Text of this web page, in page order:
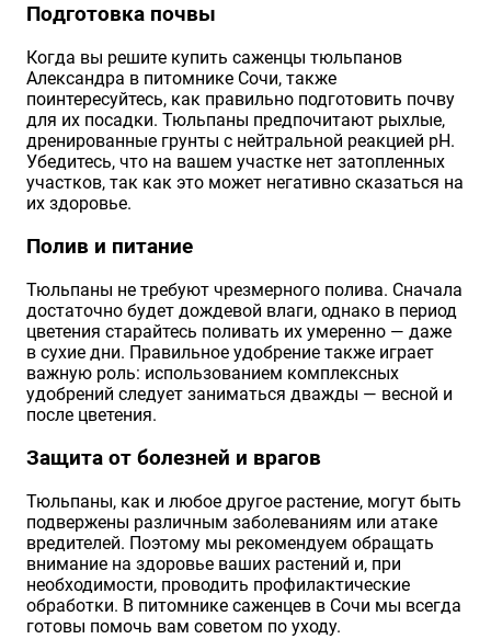
Подготовка почвы
Когда вы решите купить саженцы тюльпанов
Александра в питомнике Сочи, также
поинтересуйтесь, как правильно подготовить почву
для их посадки. Тюльпаны предпочитают рыхлые,
дренированные грунты с нейтральной реакцией pH.
Убедитесь, что на вашем участке нет затопленных
участков, так как это может негативно сказаться на
их здоровье.
Полив и питание
Тюльпаны не требуют чрезмерного полива. Сначала
достаточно будет дождевой влаги, однако в период
цветения старайтесь поливать их умеренно — даже
в сухие дни. Правильное удобрение также играет
важную роль: использованием комплексных
удобрений следует заниматься дважды — весной и
после цветения.
Защита от болезней и врагов
Тюльпаны, как и любое другое растение, могут быть
подвержены различным заболеваниям или атаке
вредителей. Поэтому мы рекомендуем обращать
внимание на здоровье ваших растений и, при
необходимости, проводить профилактические
обработки. В питомнике саженцев в Сочи мы всегда
готовы помочь вам советом по уходу.